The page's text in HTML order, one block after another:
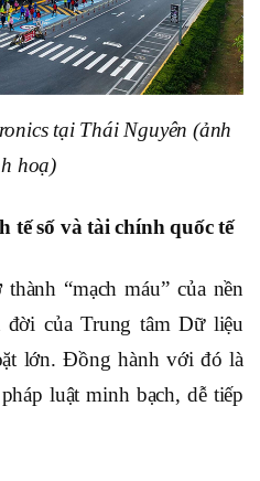
tại Thái Nguyên (ảnh
hoạ)
tế số và tài chính quốc tế
“mạch máu” của nền
của Trung tâm Dữ liệu
lớn. Đồng hành với đó là
luật minh bạch, dễ tiếp